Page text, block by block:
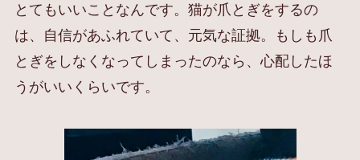
とてもいいことなんです。猫が爪とぎをするの
は、自信があふれていて、元気な証拠。もしも爪
とぎをしなくなってしまったのなら、心配したほ
うがいいくらいです。